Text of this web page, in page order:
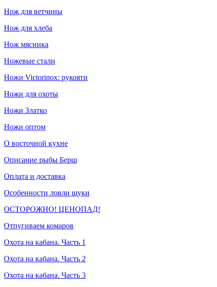
Нож для ветчины
Нож для хлеба
Нож мясника
Ножевые стали
Ножи Victorinox: рукояти
Ножи для охоты
Ножи Златко
Ножи оптом
О восточной кухне
Описание рыбы Берш
Оплата и доставка
Особенности ловли щуки
ОСТОРОЖНО! ЦЕНОПАД!
Отпугиваем комаров
Охота на кабана. Часть 1
Охота на кабана. Часть 2
Охота на кабана. Часть 3